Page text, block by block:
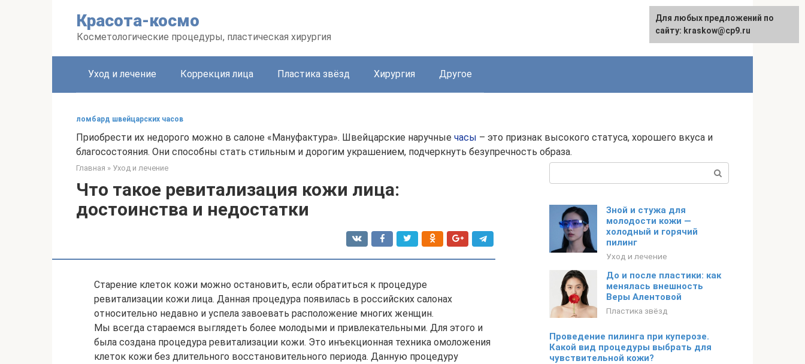
Красота-космо
Косметологические процедуры, пластическая хирургия
Уход и лечение Коррекция лица Пластика звёзд Хирургия Другое
ломбард швейцарских часов
Приобрести их недорого можно в салоне «Мануфактура». Швейцарские наручные часы – это признак высокого статуса, хорошего вкуса и
благосостояния. Они способны стать стильным и дорогим украшением, подчеркнуть безупречность образа.
Главная » Уход и лечение
Что такое ревитализация кожи лица:
достоинства и недостатки
Старение клеток кожи можно остановить, если обратиться к процедуре
ревитализации кожи лица. Данная процедура появилась в российских салонах
относительно недавно и успела завоевать расположение многих женщин.
Мы всегда стараемся выглядеть более молодыми и привлекательными. Для этого и
была создана процедура ревитализации кожи. Это инъекционная техника омоложения
клеток кожи без длительного восстановительного периода. Данную процедуру
Зной и стужа для
молодости кожи —
холодный и горячий
пилинг
Уход и лечение
До и после пластики: как
менялась внешность
Веры Алентовой
Пластика звёзд
Проведение пилинга при куперозе.
Какой вид процедуры выбрать для
чувствительной кожи?
Для любых предложений по
сайту: kraskow@cp9.ru